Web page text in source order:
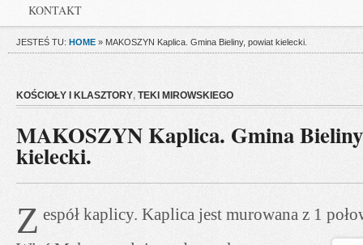
KONTAKT
JESTEŚ TU: HOME » MAKOSZYN Kaplica. Gmina Bieliny, powiat kielecki.
KOŚCIOŁY I KLASZTORY, TEKI MIROWSKIEGO
MAKOSZYN Kaplica. Gmina
kielecki.
Z espół kaplicy. Kaplica jest murowana z 1